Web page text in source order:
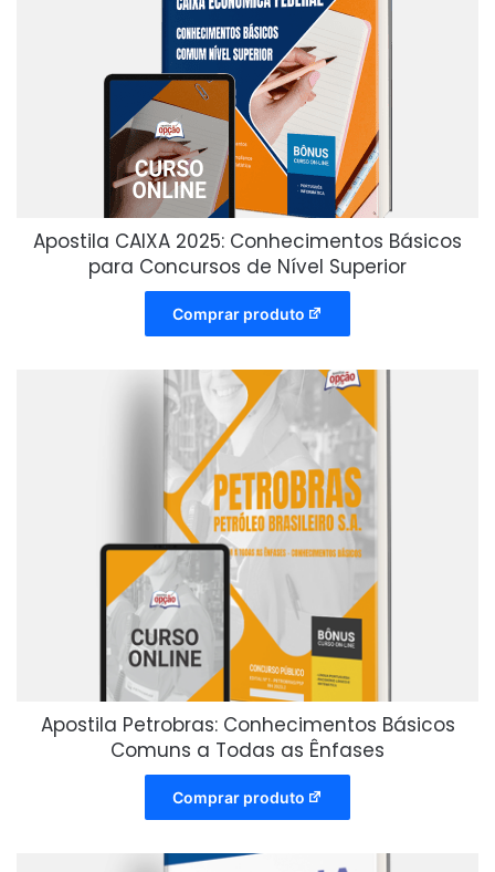
Apostila CAIXA 2025: Conhecimentos Básicos
para Concursos de Nível Superior
Comprar produto
Apostila Petrobras: Conhecimentos Básicos
Comuns a Todas as Ênfases
Comprar produto